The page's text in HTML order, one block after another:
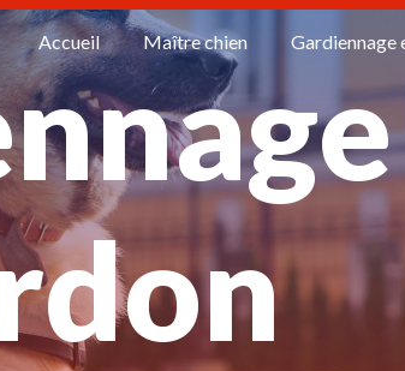
Accueil Maître chien Gardiennage